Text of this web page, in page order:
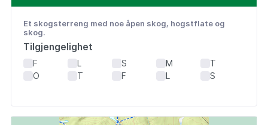
Et skogsterreng med noe åpen skog, hogstflate og
skog.
Tilgjengelighet
F L S M
T
O
T F L S